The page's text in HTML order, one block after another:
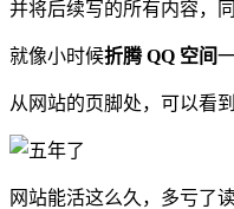
并将后续写的所有内容，
就像小时候折腾 QQ 空间
从网站的页脚处，可以看
网站能活这么久，多亏了